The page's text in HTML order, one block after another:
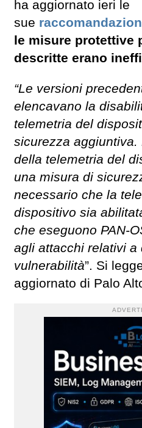
ha aggiornato ieri le
sue
le misure protettive
descritte erano
“Le versioni
elencavano la
telemetria del
sicurezza
della telemetria del
una misura di
necessario che la
dispositivo sia
che eseguono PAN-
agli attacchi relativi a
vulnerabilità”. Si
aggiornato di Palo